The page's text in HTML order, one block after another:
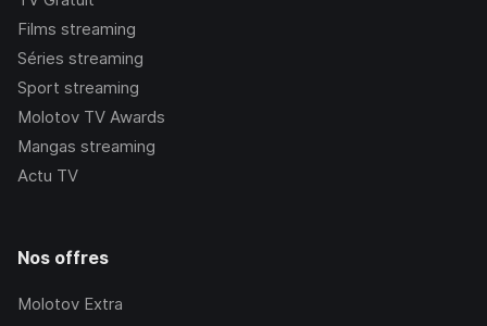
Films streaming
Séries streaming
Sport streaming
Molotov TV Awards
Mangas streaming
Actu TV
Nos offres
Molotov Extra